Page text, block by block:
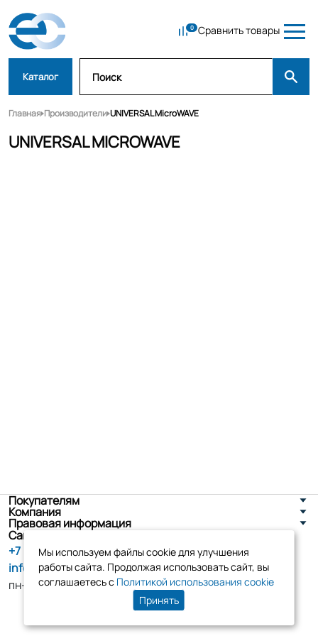
Сравнить товары
Каталог
Главная Производители UNIVERSAL MicroWAVE
UNIVERSAL MICROWAVE
Покупателям
Компания
Правовая информация
Санкт-Петербург, ул. Новоселов д. 8
+7 (800) 555-86-90
info@tk-elko.ru
пн-пт, 10:00 - 18:00
Мы используем файлы cookie для улучшения
работы сайта. Продолжая использовать сайт, вы
соглашаетесь с Политикой использования cookie
Принять